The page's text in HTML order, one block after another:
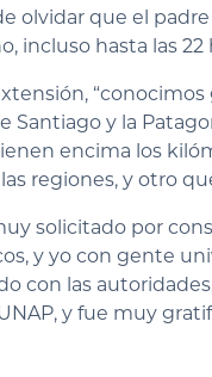
olvidar que el
incluso hasta las 22
Santiago y la
encima los
regiones, y otro
solicitado por
y yo con gente
con las
y fue muy